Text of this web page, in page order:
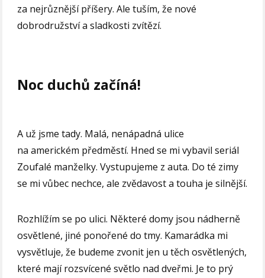
za nejrůznější příšery. Ale tuším, že nové
dobrodružství a sladkosti zvítězí.
Noc duchů začíná!
A už jsme tady. Malá, nenápadná ulice
na americkém předměstí. Hned se mi vybavil seriál
Zoufalé manželky. Vystupujeme z auta. Do té zimy
se mi vůbec nechce, ale zvědavost a touha je silnější.
Rozhlížím se po ulici. Některé domy jsou nádherně
osvětlené, jiné ponořené do tmy. Kamarádka mi
vysvětluje, že budeme zvonit jen u těch osvětlených,
které mají rozsvícené světlo nad dveřmi. Je to prý